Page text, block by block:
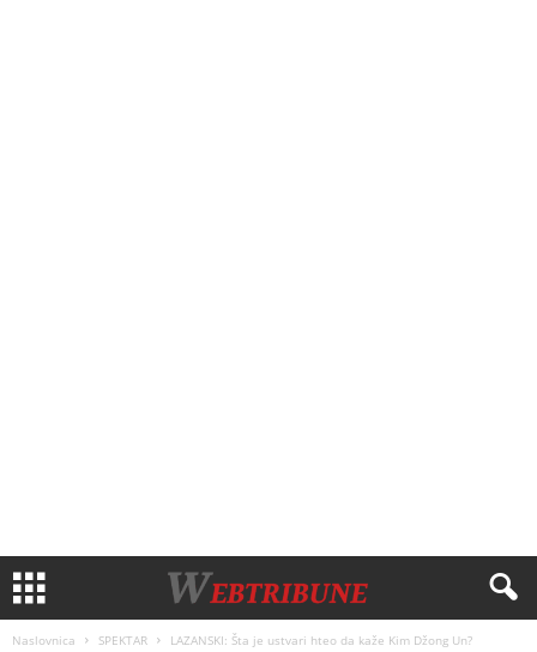
Naslovnica SPEKTAR LAZANSKI: Šta je ustvari hteo da kaže Kim Džong Un?